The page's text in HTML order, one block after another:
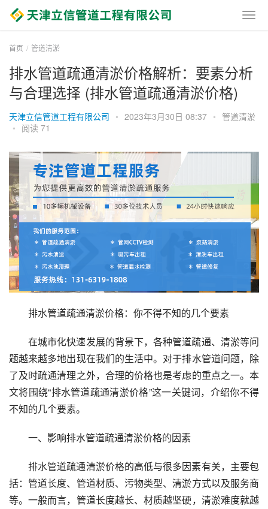
首页 管道清淤
排水管道疏通清淤价格解析：要素分析
与合理选择 (排水管道疏通清淤价格)
天津立信管道工程有限公司 • 2023年3月30日 08:37 • 管道清淤
• 阅读 71
排水管道疏通清淤价格：你不得不知的几个要素
在城市化快速发展的背景下，各种管道疏通、清淤等问
题越来越多地出现在我们的生活中。对于排水管道问题，除
了及时疏通清理之外，合理的价格也是考虑的重点之一。本
文将围绕“排水管道疏通清淤价格”这一关键词，介绍你不得
不知的几个要素。
一、影响排水管道疏通清淤价格的因素
排水管道疏通清淤价格的高低与很多因素有关，主要包
括：管道长度、管道材质、污物类型、清淤方式以及服务商
等。一般而言，管道长度越长、材质越坚硬，清淤难度就越